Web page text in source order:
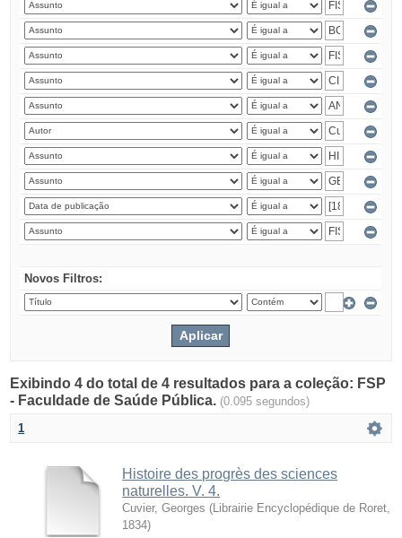
Novos Filtros:
Exibindo 4 do total de 4 resultados para a coleção: FSP
- Faculdade de Saúde Pública. (0.095 segundos)
1
Histoire des progrès des sciences
naturelles. V. 4.
Cuvier, Georges ( Librairie Encyclopédique de Roret
1834)